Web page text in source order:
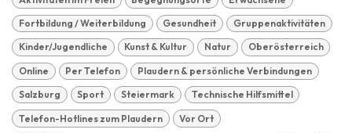
Fortbildung / Weiterbildung Gesundheit Gruppenaktivitäten
Kinder/Jugendliche Kunst & Kultur Natur Oberösterreich
Online Per Telefon Plaudern & persönliche Verbindungen
Salzburg Sport Steiermark Technische Hilfsmittel
Telefon-Hotlines zum Plaudern Vor Ort